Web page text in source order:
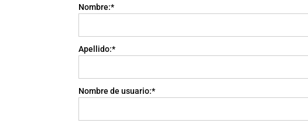
Nombre:*
Apellido:*
Nombre de usuario:*